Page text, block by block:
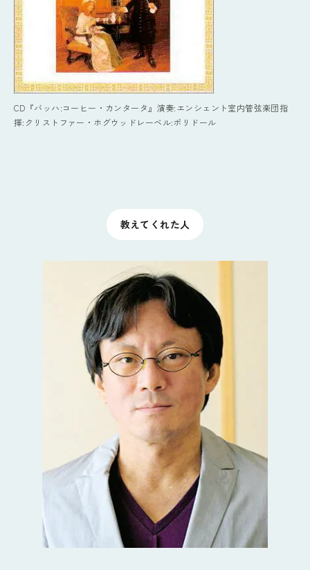
CD『バッハ:コーヒー・カンタータ』演奏:エンシェント室内管弦楽団指
揮:クリストファー・ホグウッドレーベル:ポリドール
教えてくれた人